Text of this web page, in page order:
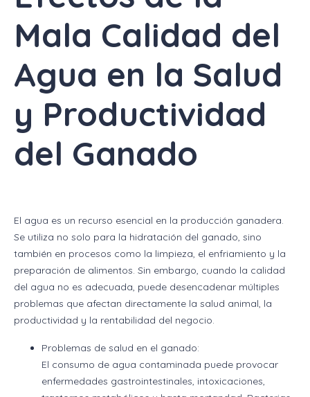
Mala Calidad del
Agua en la Salud
y Productividad
del Ganado
El agua es un recurso esencial en la producción ganadera.
Se utiliza no solo para la hidratación del ganado, sino
también en procesos como la limpieza, el enfriamiento y la
preparación de alimentos. Sin embargo, cuando la calidad
del agua no es adecuada, puede desencadenar múltiples
problemas que afectan directamente la salud animal, la
productividad y la rentabilidad del negocio.
Problemas de salud en el ganado:
El consumo de agua contaminada puede provocar
enfermedades gastrointestinales, intoxicaciones,